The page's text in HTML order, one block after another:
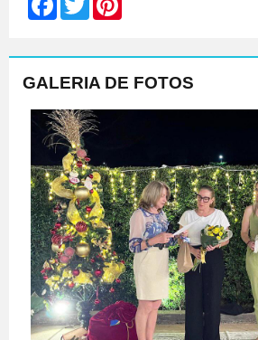
GALERIA DE FOTOS